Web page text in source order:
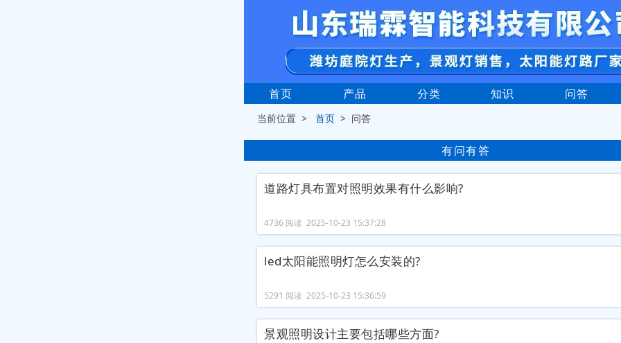
首页 产品 分类 知识 问答
当前位置 >首页 > 问答
有问有答
道路灯具布置对照明效果有什么影响?
4736 阅读 2025-10-23 15:37:28
led太阳能照明灯怎么安装的?
5291 阅读 2025-10-23 15:36:59
景观照明设计主要包括哪些方面?